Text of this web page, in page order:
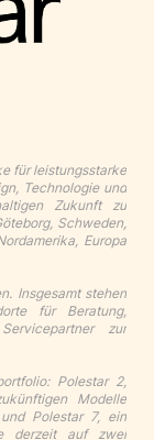
für leistungsstarke
Technologie und
Zukunft zu
Schweden,
Europa
Insgesamt stehen
für Beratung,
zur
Polestar 2,
Modelle
Polestar 7, ein
derzeit auf zwei